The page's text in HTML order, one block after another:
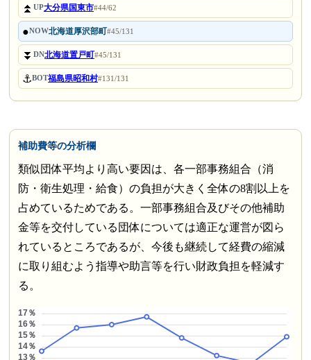
⏫UP大分県国東市#44/62
●NOW北海道厚沢部町#45/131
⏬DN北海道置戸町#45/131
⚓BOT福島県昭和村#131/131
補助費等の分析欄
類似団体平均より高い要因は、各一部事務組合（消
防・衛生処理・給食）の負担が大きく全体の8割以上を
占めているためである。一部事務組合及びその他補助
金等を交付している団体については適正な運営が図ら
れているところであるが、今後も継続して経費の縮減
に取り組むよう指導や助言等を行い財政負担を軽減す
る。